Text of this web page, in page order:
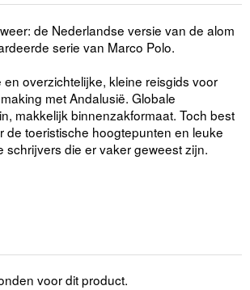
de Nederlandse versie van de alom
serie van Marco Polo.
overzichtelijke, kleine reisgids voor
met Andalusië. Globale
makkelijk binnenzakformaat. Toch best
de toeristische hoogtepunten en leuke
schrijvers die er vaker geweest zijn.
voor dit product.